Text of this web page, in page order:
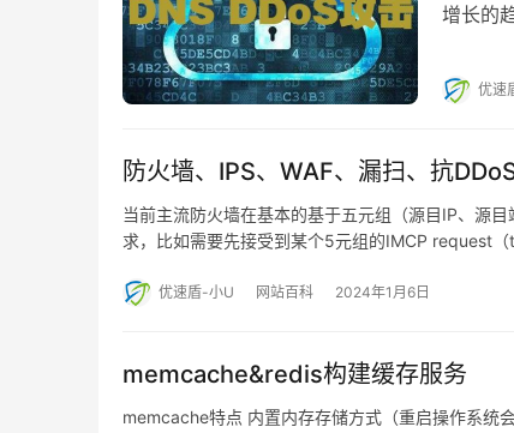
增长的
优速
防火墙、IPS、WAF、漏扫、抗
当前主流防火墙在基本的基于五元组（源目IP、源
求，比如需要先接受到某个5元组的IMCP request
优速盾-小U 网站百科 2024年1月6日
memcache&redis构建缓存服务
memcache特点 内置内存存储方式（重启操作系统